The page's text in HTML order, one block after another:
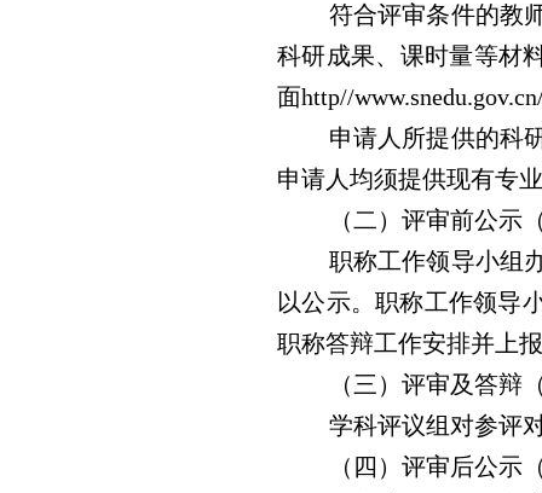
符合评审条件的教
科研成果、课时量等材
面http//
申请人所提供的科
申请人均须提供现有专
（二）评审前公示
职称工作领导小组
以公示。职称工作领导
职称答辩工作安排并上
（三）评审及答辩
学科评议组对参评
（四）评审后公示